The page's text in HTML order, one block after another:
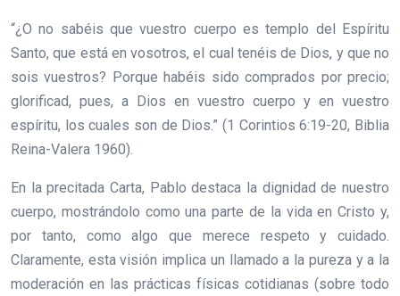
“¿O no sabéis que vuestro cuerpo es templo del Espíritu
Santo, que está en vosotros, el cual tenéis de Dios, y que no
sois vuestros? Porque habéis sido comprados por precio;
glorificad, pues, a Dios en vuestro cuerpo y en vuestro
espíritu, los cuales son de Dios.” (1 Corintios 6:19-20, Biblia
Reina-Valera 1960).
En la precitada Carta, Pablo destaca la dignidad de nuestro
cuerpo, mostrándolo como una parte de la vida en Cristo y,
por tanto, como algo que merece respeto y cuidado.
Claramente, esta visión implica un llamado a la pureza y a la
moderación en las prácticas físicas cotidianas (sobre todo